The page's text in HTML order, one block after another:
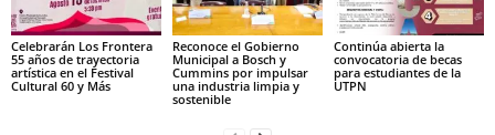
Celebrarán Los Frontera
55 años de trayectoria
artística en el Festival
Cultural 60 y Más
Reconoce el Gobierno
Municipal a Bosch y
Cummins por impulsar
una industria limpia y
sostenible
Continúa abierta la
convocatoria de becas
para estudiantes de la
UTPN